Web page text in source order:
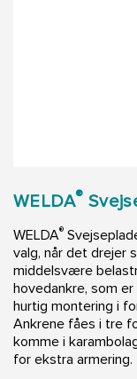
WELDA®
WELDA®
valg, når det drejer
middelsvære
hovedankre, som
hurtig montering i
Ankrene fåes i tre
komme i
for ekstra armering.